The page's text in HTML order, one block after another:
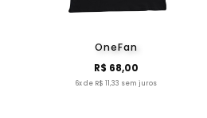
OneFan
R$ 68,00
6x de R$ 11,33 sem juros